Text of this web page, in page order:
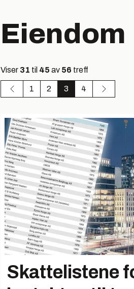
Eiendom
Viser 31 til 45 av 56 treff
1 2 3 4
Skattelistene